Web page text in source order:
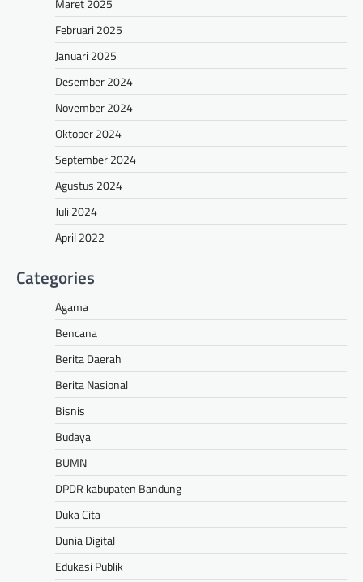
Februari 2025
Januari 2025
Desember 2024
November 2024
Oktober 2024
September 2024
Agustus 2024
Juli 2024
April 2022
Categories
Agama
Bencana
Berita Daerah
Berita Nasional
Bisnis
Budaya
BUMN
DPDR kabupaten Bandung
Duka Cita
Dunia Digital
Edukasi Publik